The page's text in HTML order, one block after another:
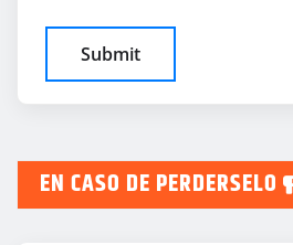
EN CASO DE PERDERSELO